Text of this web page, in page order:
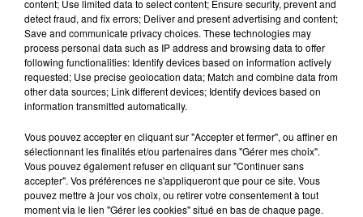
UN CENTRE DE VACCINATION CONTRE LA
GRIPPE OUVRE DEMAIN, MARDI 14...
Un centre de vaccination contre la grippe va ouvrir
demain, mardi 14 janvier, à Gentilly, dans
l'agglomération de Nancy.
content; Use limited data to select content; Ensure security, prevent and
detect fraud, and fix errors; Deliver and present advertising and content;
Save and communicate privacy choices. These technologies may
process personal data such as IP address and browsing data to offer
following functionalities: Identify devices based on information actively
requested; Use precise geolocation data; Match and combine data from
other data sources; Link different devices; Identify devices based on
information transmitted automatically.
Vous pouvez accepter en cliquant sur "Accepter et fermer", ou affiner en
sélectionnant les finalités et/ou partenaires dans "Gérer mes choix".
Vous pouvez également refuser en cliquant sur "Continuer sans
accepter". Vos préférences ne s'appliqueront que pour ce site. Vous
pouvez mettre à jour vos choix, ou retirer votre consentement à tout
moment via le lien "Gérer les cookies" situé en bas de chaque page.